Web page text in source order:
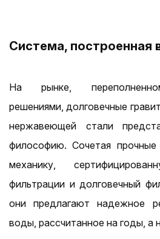
Система, построенная
На рынке,
решениями, долговечные
нержавеющей стали
философию. Сочетая
механику,
фильтрации и долговечный
они предлагают надежное
воды, рассчитанное на годы, а